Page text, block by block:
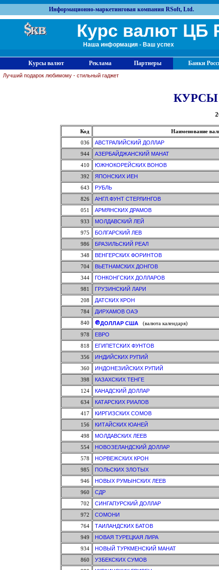
Информационно-маркетинговая компания RSoft, Ltd.
Курс валют ЦБ
Наша информация - Ваш успех
Курсы валют Реклама Партнеры Банки
Лучший подарок любимому - стильный гаджет
Код
Наименование
036
АВСТРАЛИЙСКИЙ ДОЛЛАР
944
АЗЕРБАЙДЖАНСКИЙ МАНАТ
410
ЮЖНОКОРЕЙСКИХ ВОНОВ
392
ЯПОНСКИХ ИЕН
643
РУБЛЬ
826
АНГЛ.ФУНТ СТЕРЛИНГОВ
051
АРМЯНСКИХ ДРАМОВ
933
МОЛДАВСКИЙ ЛЕЙ
975
БОЛГАРСКИЙ ЛЕВ
986
БРАЗИЛЬСКИЙ РЕАЛ
348
ВЕНГЕРСКИХ ФОРИНТОВ
704
ВЬЕТНАМСКИХ ДОНГОВ
344
ГОНКОНГСКИХ ДОЛЛАРОВ
981
ГРУЗИНСКИЙ ЛАРИ
208
ДАТСКИХ КРОН
784
ДИРХАМОВ ОАЭ
840
ДОЛЛАР США(валюта календаря)
978
ЕВРО
818
ЕГИПЕТСКИХ ФУНТОВ
356
ИНДИЙСКИХ РУПИЙ
360
ИНДОНЕЗИЙСКИХ РУПИЙ
398
КАЗАХСКИХ ТЕНГЕ
124
КАНАДСКИЙ ДОЛЛАР
634
КАТАРСКИХ РИАЛОВ
417
КИРГИЗСКИХ СОМОВ
156
КИТАЙСКИХ ЮАНЕЙ
498
МОЛДАВСКИХ ЛЕЕВ
554
НОВОЗЕЛАНДСКИЙ ДОЛЛАР
578
НОРВЕЖСКИХ КРОН
985
ПОЛЬСКИХ ЗЛОТЫХ
946
НОВЫХ РУМЫНСКИХ ЛЕЕВ
960
СДР
702
СИНГАПУРСКИЙ ДОЛЛАР
972
СОМОНИ
764
ТАИЛАНДСКИХ БАТОВ
949
НОВАЯ ТУРЕЦКАЯ ЛИРА
934
НОВЫЙ ТУРКМЕНСКИЙ МАНАТ
860
УЗБЕКСКИХ СУМОВ